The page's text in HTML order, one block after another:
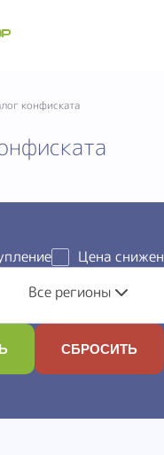
конфиската
Цена
Все регионы